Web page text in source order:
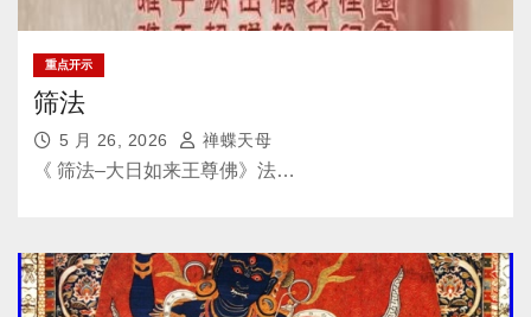
重点开示
筛法
5 月 26, 2026 禅蝶天母
《 筛法–大日如来王尊佛》法…